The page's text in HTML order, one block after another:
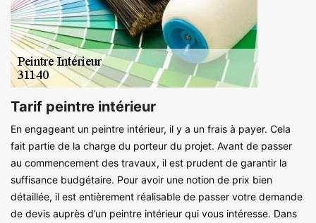
Tarif peintre intérieur
En engageant un peintre intérieur, il y a un frais à payer. Cela
fait partie de la charge du porteur du projet. Avant de passer
au commencement des travaux, il est prudent de garantir la
suffisance budgétaire. Pour avoir une notion de prix bien
détaillée, il est entièrement réalisable de passer votre demande
de devis auprès d’un peintre intérieur qui vous intéresse. Dans